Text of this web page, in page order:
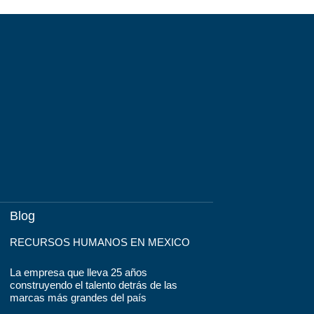
Blog
RECURSOS HUMANOS EN MEXICO
La empresa que lleva 25 años
construyendo el talento detrás de las
marcas más grandes del país